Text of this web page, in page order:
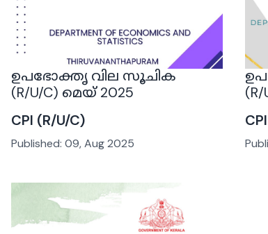
ഉപഭോക്തൃ വില സൂചിക
(R/U/C) മെയ് 2025
CPI (R/U/C)
Published: 09, Aug 2025